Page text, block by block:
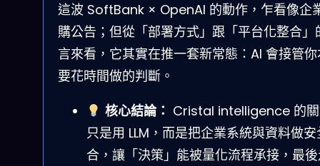
這波 SoftBank × OpenAI 的動作，乍看像企
購公告；但從「部署方式」跟「平台化整合」
言來看，它其實在推一套新常態：AI 會接管
要花時間做的判斷。
核心結論： Cristal intelligence 的
只是用 LLM，而是把企業系統與資料做
合，讓「決策」能被量化流程承接，最